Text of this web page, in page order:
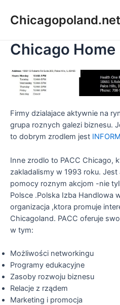
Chicagopoland.net
Chicago Home
Firmy dzialajace aktywnie na
grupa roznych galezi biznesu.
to dobrym zrodlem jest
Inne zrodlo to PACC Chicago,
zakladalismy w 1993 roku.
pomocy roznym akcjom -nie
Polsce .Polska Izba Handlowa
organizacja ,ktora promuje
Chicagoland. PACC oferuje
w tym:
Możliwości networkingu
Programy edukacyjne
Zasoby rozwoju biznesu
Relacje z rządem
Marketing i promocja